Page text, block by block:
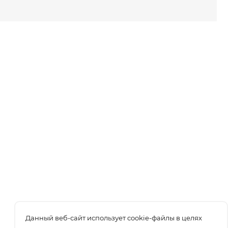
Данный веб-сайт использует cookie-файлы в целях